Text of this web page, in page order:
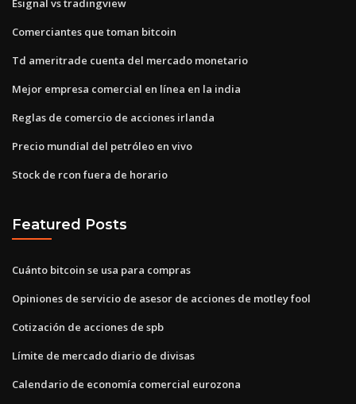
Esignal vs tradingview
Comerciantes que toman bitcoin
Td ameritrade cuenta del mercado monetario
Mejor empresa comercial en línea en la india
Reglas de comercio de acciones irlanda
Precio mundial del petróleo en vivo
Stock de rcon fuera de horario
Featured Posts
Cuánto bitcoin se usa para compras
Opiniones de servicio de asesor de acciones de motley fool
Cotización de acciones de spb
Límite de mercado diario de divisas
Calendario de economía comercial eurozona